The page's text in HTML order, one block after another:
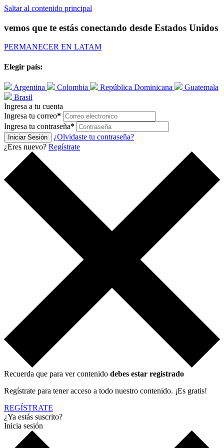
Saltar al contenido principal
vemos que te estás conectando desde Estados Unidos
PERMANECER EN LATAM
Elegir país:
Argentina Colombia República Dominicana
Guatemala
Brasil
Ingresa a tu cuenta
Ingresa tu correo*
Ingresa tu contraseña*
Iniciar Sesión
¿Olvidaste tu contraseña?
¿Eres nuevo? Regístrate
Recuerda que para ver contenido debes estar registrado
Regístrate para tener acceso a todo nuestro contenido. ¡Es gratis!
REGÍSTRATE
¿Ya estás suscrito?
Inicia sesión